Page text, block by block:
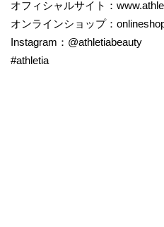
オフィシャルサイト：
オンラインショップ：
Instagram：@athletiabeauty
#athletia